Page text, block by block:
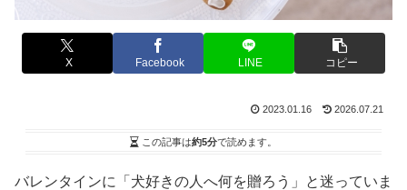
X Facebook LINE コピー
2023.01.16 2026.07.21
この記事は約5分で読めます。
バレンタインに「犬好きの人へ何を贈ろう」と迷っていま